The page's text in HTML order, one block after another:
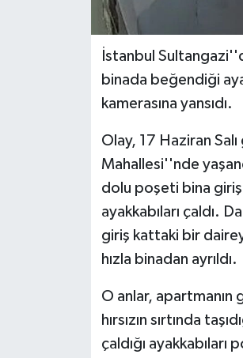
İstanbul
binada beğendiği
kamerasına yansıdı.
Olay, 17 Haziran
Mahallesi''nde
dolu poşeti bina
ayakkabıları çaldı.
giriş kattaki bir
hızla binadan ayrıldı.
O anlar, apartmanın
hırsızın sırtında
çaldığı